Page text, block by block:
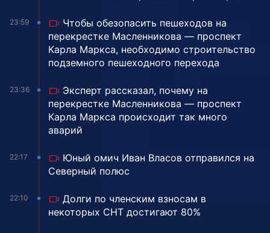
23:59
Чтобы обезопасить пешеходов на
перекрестке Масленникова — проспект
Карла Маркса, необходимо строительство
подземного пешеходного перехода
23:36
Эксперт рассказал, почему на
перекрестке Масленникова — проспект
Карла Маркса происходит так много
аварий
22:17
Юный омич Иван Власов отправился на
Северный полюс
22:10
Долги по членским взносам в
некоторых СНТ достигают 80%